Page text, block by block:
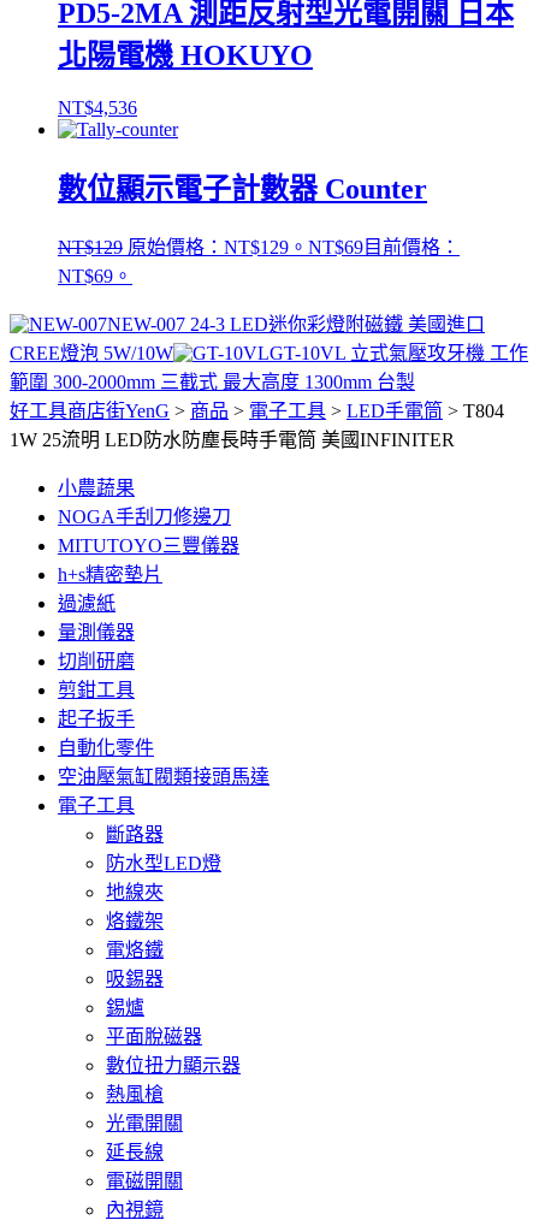
PD5-2MA 測距反射型光電開關 日本
北陽電機 HOKUYO
NT$4,536
數位顯示電子計數器 Counter
NT$129 原始價格：NT$129。 NT$69目前價格：
NT$69。
NEW-007 24-3 LED迷你彩燈附磁鐵 美國進口
CREE燈泡 5W/10W
GT-10VL 立式氣壓攻牙機 工作
範圍 300-2000mm 三截式 最大高度 1300mm 台製
好工具商店街YenG > 商品 > 電子工具 > LED手電筒 > T804
1W 25流明 LED防水防塵長時手電筒 美國INFINITER
小農蔬果
NOGA手刮刀修邊刀
MITUTOYO三豐儀器
h+s精密墊片
過濾紙
量測儀器
切削研磨
剪鉗工具
起子扳手
自動化零件
空油壓氣缸閥類接頭馬達
電子工具
斷路器
防水型LED燈
地線夾
烙鐵架
電烙鐵
吸錫器
錫爐
平面脫磁器
數位扭力顯示器
熱風槍
光電開關
延長線
電磁開關
內視鏡